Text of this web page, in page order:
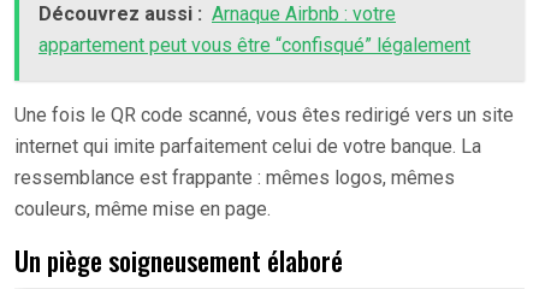
Découvrez aussi : Arnaque Airbnb : votre
appartement peut vous être “confisqué” légalement
Une fois le QR code scanné, vous êtes redirigé vers un site
internet qui imite parfaitement celui de votre banque. La
ressemblance est frappante : mêmes logos, mêmes
couleurs, même mise en page.
Un piège soigneusement élaboré